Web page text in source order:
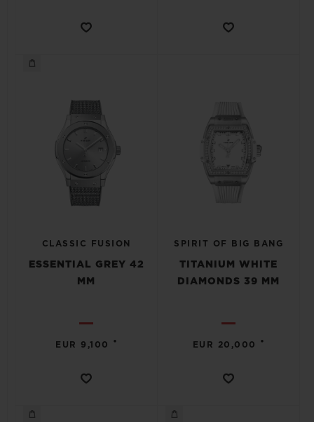
CLASSIC FUSION
ESSENTIAL GREY 42
MM
EUR 9,100 •
SPIRIT OF BIG BANG
TITANIUM WHITE
DIAMONDS 39 MM
EUR 20,000 •